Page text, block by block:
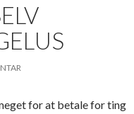
for at betale for ting